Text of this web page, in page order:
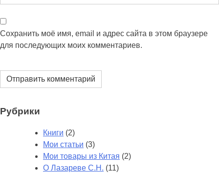
Сохранить моё имя, email и адрес сайта в этом браузере
для последующих моих комментариев.
Рубрики
Книги (2)
Мои статьи (3)
Мои товары из Китая (2)
О Лазареве С.Н. (11)